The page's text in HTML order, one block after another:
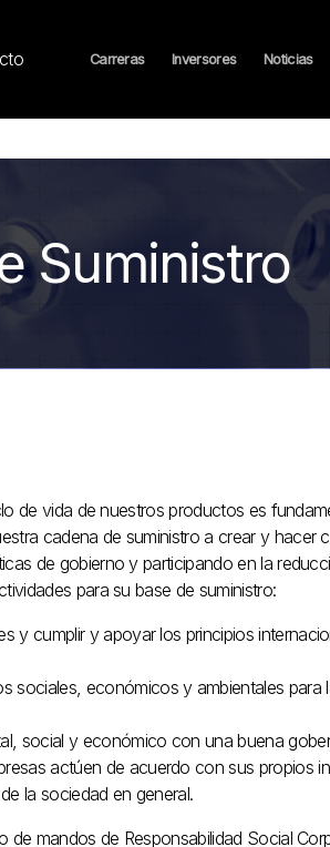
Carreras Inversores Noticias
Suministro
de vida de nuestros productos es
cadena de suministro a crear y hacer
de gobierno y participando en la
para su base de suministro:
y cumplir y apoyar los principios
sociales, económicos y ambientales para
social y económico con una buena
actúen de acuerdo con sus propios
la sociedad en general.
mandos de Responsabilidad Social